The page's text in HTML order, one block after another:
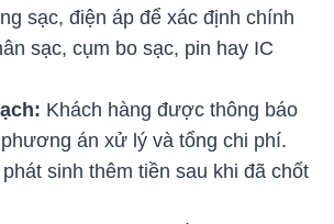
sạc, điện áp để xác định chính
sạc, cụm bo sạc, pin hay IC
Khách hàng được thông báo
án xử lý và tổng chi phí.
sinh thêm tiền sau khi đã chốt